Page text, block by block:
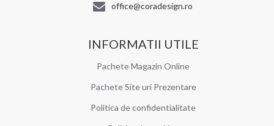
office@coradesign.ro
INFORMATII UTILE
Pachete Magazin Online
Pachete Site uri Prezentare
Politica de confidentialitate